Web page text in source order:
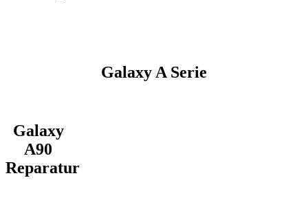
Galaxy A Serie
Galaxy
A90
Reparatur